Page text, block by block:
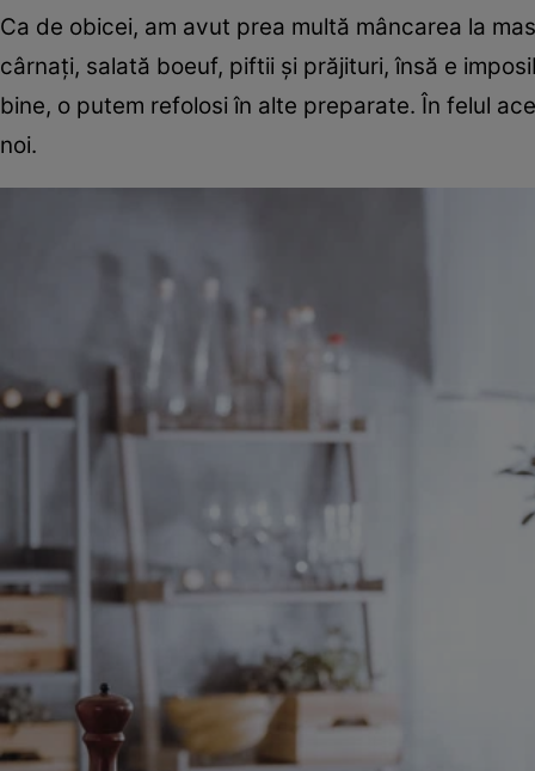
Ca de obicei, am avut prea multă mâncarea la
cârnați, salată boeuf, piftii și prăjituri, însă e
bine, o putem refolosi în alte preparate. În felul
noi.